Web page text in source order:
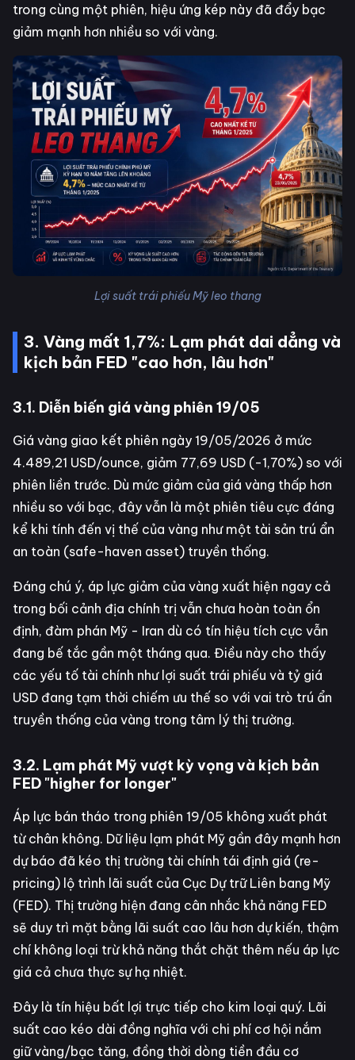
trong cùng một phiên, hiệu ứng kép này đã đẩy bạc
giảm mạnh hơn nhiều so với vàng.
Lợi suất trái phiếu Mỹ leo thang
3. Vàng mất 1,7%: Lạm phát dai dẳng và
kịch bản FED "cao hơn, lâu hơn"
3.1. Diễn biến giá vàng phiên 19/05
Giá vàng giao kết phiên ngày 19/05/2026 ở mức
4.489,21 USD/ounce, giảm 77,69 USD (-1,70%) so với
phiên liền trước. Dù mức giảm của giá vàng thấp hơn
nhiều so với bạc, đây vẫn là một phiên tiêu cực đáng
kể khi tính đến vị thế của vàng như một tài sản trú ẩn
an toàn (safe-haven asset) truyền thống.
Đáng chú ý, áp lực giảm của vàng xuất hiện ngay cả
trong bối cảnh địa chính trị vẫn chưa hoàn toàn ổn
định, đàm phán Mỹ - Iran dù có tín hiệu tích cực vẫn
đang bế tắc gần một tháng qua. Điều này cho thấy
các yếu tố tài chính như lợi suất trái phiếu và tỷ giá
USD đang tạm thời chiếm ưu thế so với vai trò trú ẩn
truyền thống của vàng trong tâm lý thị trường.
3.2. Lạm phát Mỹ vượt kỳ vọng và kịch bản
FED "higher for longer"
Áp lực bán tháo trong phiên 19/05 không xuất phát
từ chân không. Dữ liệu lạm phát Mỹ gần đây mạnh hơn
dự báo đã kéo thị trường tài chính tái định giá (re-
pricing) lộ trình lãi suất của Cục Dự trữ Liên bang Mỹ
(FED). Thị trường hiện đang cân nhắc khả năng FED
sẽ duy trì mặt bằng lãi suất cao lâu hơn dự kiến, thậm
chí không loại trừ khả năng thắt chặt thêm nếu áp lực
giá cả chưa thực sự hạ nhiệt.
Đây là tín hiệu bất lợi trực tiếp cho kim loại quý. Lãi
suất cao kéo dài đồng nghĩa với chi phí cơ hội nắm
giữ vàng/bạc tăng, đồng thời dòng tiền đầu cơ